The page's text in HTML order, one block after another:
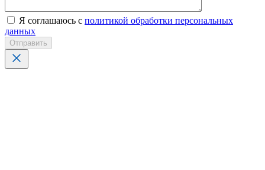
Я соглашаюсь с политикой обработки персональных
данных
Отправить